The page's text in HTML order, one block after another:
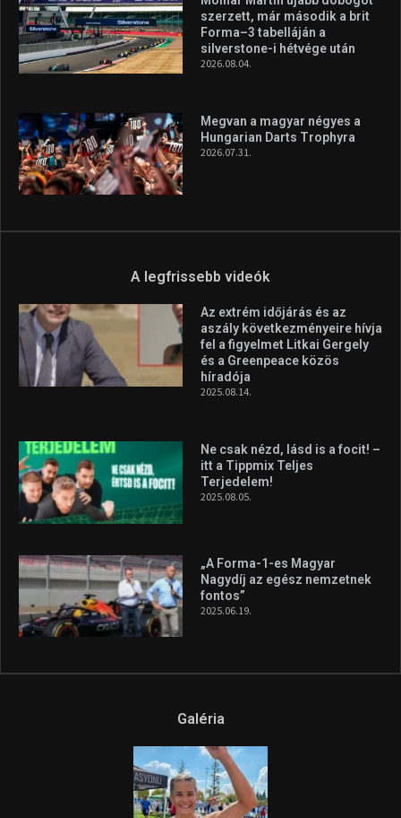
szerzett, már második a brit
Forma–3 tabelláján a
silverstone-i hétvége után
2026.08.04.
Megvan a magyar négyes a
Hungarian Darts Trophyra
2026.07.31.
A legfrissebb videók
Az extrém időjárás és az
aszály következményeire hívja
fel a figyelmet Litkai Gergely
és a Greenpeace közös
híradója
2025.08.14.
Ne csak nézd, lásd is a focit! –
itt a Tippmix Teljes
Terjedelem!
2025.08.05.
„A Forma-1-es Magyar
Nagydíj az egész nemzetnek
fontos”
2025.06.19.
Galéria